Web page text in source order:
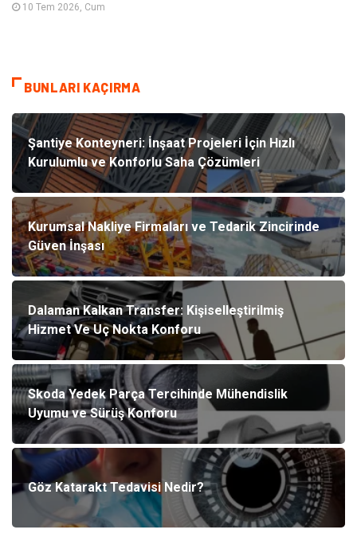
10 Tem 2026, Cum
BUNLARI KAÇIRMA
Şantiye Konteyneri: İnşaat Projeleri İçin Hızlı
Kurulumlu ve Konforlu Saha Çözümleri
Kurumsal Nakliye Firmaları ve Tedarik Zincirinde
Güven İnşası
Dalaman Kalkan Transfer: Kişiselleştirilmiş
Hizmet Ve Uç Nokta Konforu
Skoda Yedek Parça Tercihinde Mühendislik
Uyumu ve Sürüş Konforu
Göz Katarakt Tedavisi Nedir?